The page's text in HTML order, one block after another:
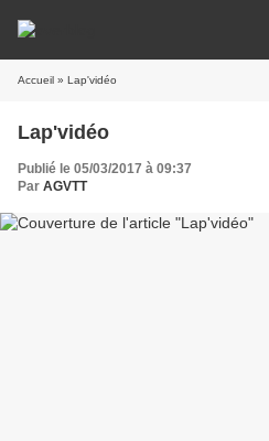
Accueil » Lap'vidéo
Lap'vidéo
Publié le 05/03/2017 à 09:37
Par AGVTT